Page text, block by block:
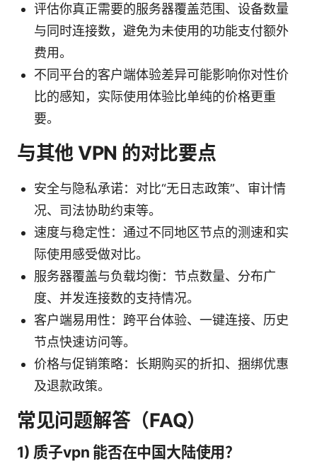
评估你真正需要的服务器覆盖范围、设备数量
与同时连接数，避免为未使用的功能支付额外
费用。
不同平台的客户端体验差异可能影响你对性价
比的感知，实际使用体验比单纯的价格更重
要。
与其他 VPN 的对比要点
安全与隐私承诺：对比“无日志政策”、审计情
况、司法协助约束等。
速度与稳定性：通过不同地区节点的测速和实
际使用感受做对比。
服务器覆盖与负载均衡：节点数量、分布广
度、并发连接数的支持情况。
客户端易用性：跨平台体验、一键连接、历史
节点快速访问等。
价格与促销策略：长期购买的折扣、捆绑优惠
及退款政策。
常见问题解答（FAQ）
1) 质子vpn 能否在中国大陆使用？